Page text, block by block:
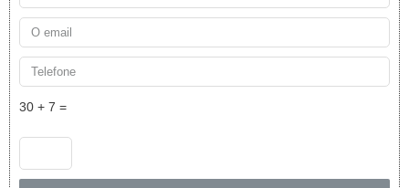
30 + 7 =